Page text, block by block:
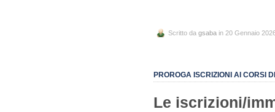
Scritto da gsaba in 20 Gennaio
PROROGA ISCRIZIONI AI CORSI
Le iscrizioni/